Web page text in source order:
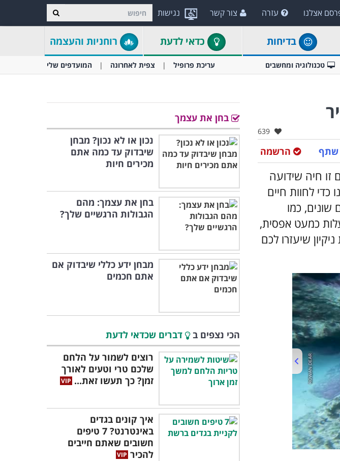
נגישות אצלנו עזרה צור קשר
בדיחות כדאי לדעת רוחניות והעצמה
טכנולוגיה ומחשבים עריכת פרופיל צפית לאחרונה המועדפים שלי
אהבו:
639
הרשמה שתף
חיה שידועה
לחוות חיים
שונים, כמו
כמעט אפסית,
ניקיון שיעזרו לכם
בחן את עצמך
נכון או לא נכון? מבחן
שיבדוק עד כמה אתם
מכירים חיות
בחן את עצמך: מהם
הגבולות הרגשיים שלך?
מבחן ידע כללי שיבדוק אם
אתם חכמים
הכי נצפים ב
דברים שכדאי לדעת
רוצים לשמור על הלחם
שלכם טרי וטעים לאורך
זמן? כך תעשו זאת...
איך קונים בגדים
באינטרנט? 7 טיפים
חשובים שאתם חייבים
להכיר